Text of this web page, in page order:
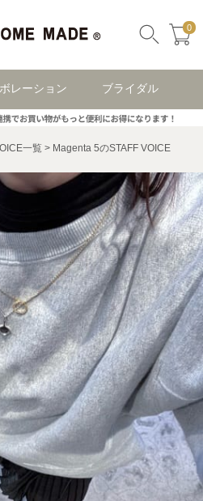
0
レーション ブライダル
一覧 Magenta 5のSTAFF VOICE